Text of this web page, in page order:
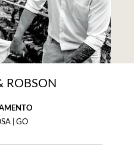
ROBSON
| GO